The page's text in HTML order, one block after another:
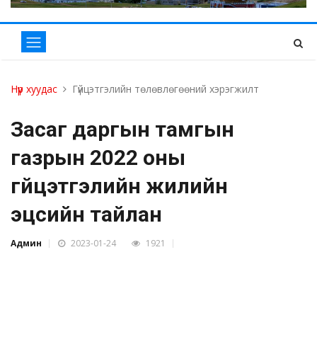
Нүүр хуудас Гүйцэтгэлийн төлөвлөгөөний хэрэгжилт
Засаг даргын тамгын
газрын 2022 оны
гүйцэтгэлийн жилийн
эцсийн тайлан
Админ 2023-01-24 1921